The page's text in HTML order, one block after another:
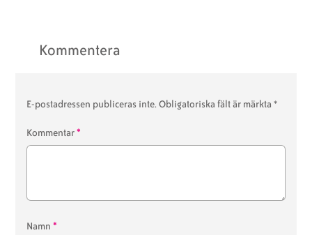
Kommentera
E-postadressen publiceras inte.Obligatoriska fält är märkta*
Kommentar*
Namn*